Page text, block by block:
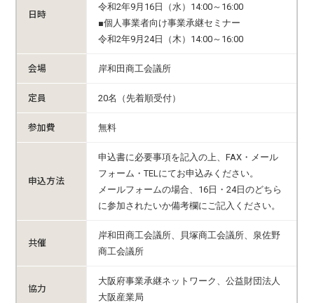
日時
令和2年9月16日（水）14:00～16:00
■個人事業者向け事業承継セミナー
令和2年9月24日（木）14:00～16:00
会場 岸和田商工会議所
定員 20名（先着順受付）
参加費 無料
申込方法
申込書に必要事項を記入の上、FAX・メール
フォーム・TELにてお申込みください。
メールフォームの場合、16日・24日のどちら
に参加されたいか備考欄にご記入ください。
共催
岸和田商工会議所、貝塚商工会議所、泉佐野
商工会議所
協力
大阪府事業承継ネットワーク、公益財団法人
大阪産業局